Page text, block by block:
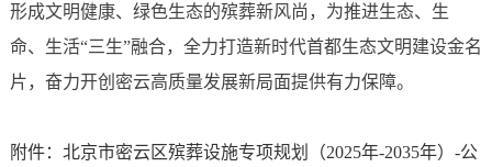
形成文明健康、绿色生态的殡葬新风尚，为推进生态、生
命、生活“三生”融合，全力打造新时代首都生态文明建设金名
片，奋力开创密云高质量发展新局面提供有力保障。
附件：北京市密云区殡葬设施专项规划（2025年-2035年）-公